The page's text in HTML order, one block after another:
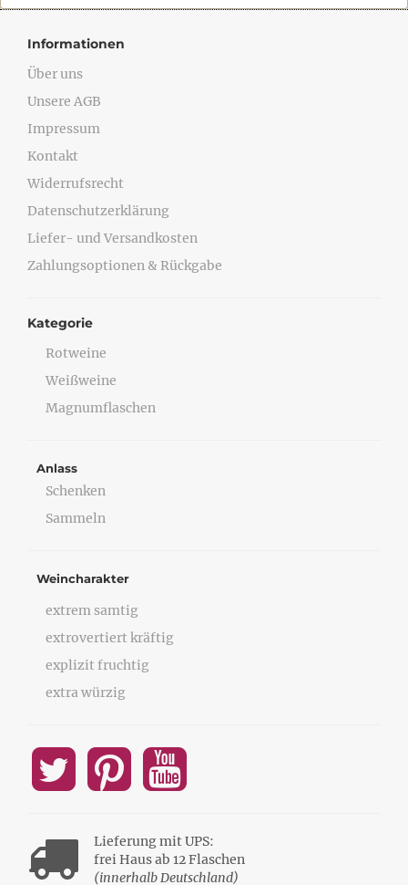
Informationen
Über uns
Unsere AGB
Impressum
Kontakt
Widerrufsrecht
Datenschutzerklärung
Liefer- und Versandkosten
Zahlungsoptionen & Rückgabe
Kategorie
Rotweine
Weißweine
Magnumflaschen
Anlass
Schenken
Sammeln
Weincharakter
extrem samtig
extrovertiert kräftig
explizit fruchtig
extra würzig
Lieferung mit UPS:
frei Haus ab 12 Flaschen
(innerhalb Deutschland)